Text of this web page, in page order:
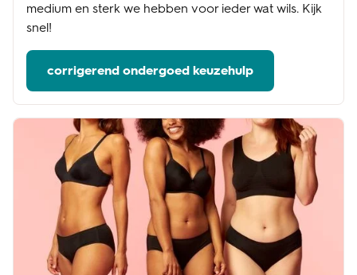
medium en sterk we hebben voor ieder wat wils. Kijk
snel!
corrigerend ondergoed keuzehulp